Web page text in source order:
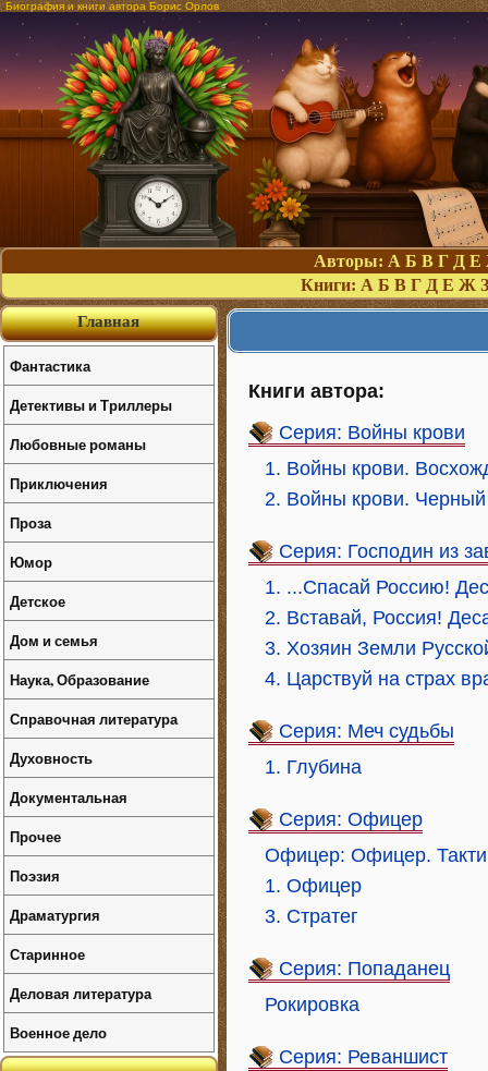
Биография и книги автора Борис Орлов
Авторы: А Б В Г Д Е
Книги: А Б В Г Д Е Ж З
Книги автора:
Серия: Войны крови
1. Войны крови.
2. Войны крови. Черный
Серия: Господин из
1. ...Спасай Россию!
2. Вставай, Россия!
3. Хозяин Земли
4. Царствуй на страх
Серия: Меч судьбы
1. Глубина
Серия: Офицер
Офицер: Офицер.
1. Офицер
3. Стратег
Серия: Попаданец
Рокировка
Серия: Реваншист
Главная
Фантастика
Детективы и Триллеры
Любовные романы
Приключения
Проза
Юмор
Детское
Дом и семья
Наука, Образование
Справочная литература
Духовность
Документальная
Прочее
Поэзия
Драматургия
Старинное
Деловая литература
Военное дело